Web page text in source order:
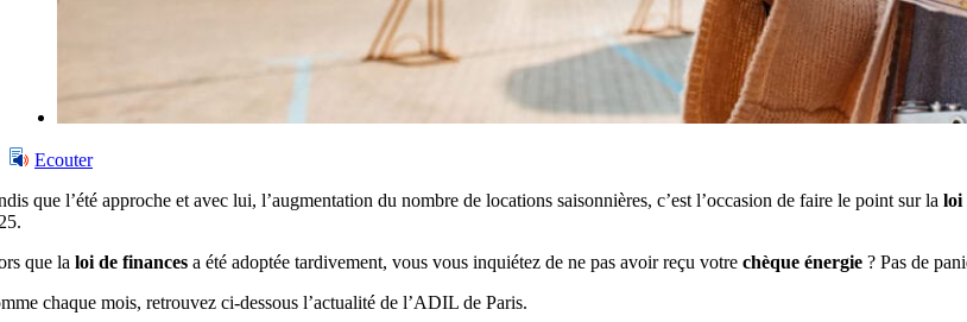
Ecouter
que l’été approche et avec lui, l’augmentation du nombre de locations saisonnières, c’est l’occasion de faire le point sur laloi
que laloi de finances a été adoptée tardivement, vous vous inquiétez de ne pas avoir reçu votrechèque énergie ? Pas de
chaque mois, retrouvez ci-dessous l’actualité de l’ADIL de Paris.